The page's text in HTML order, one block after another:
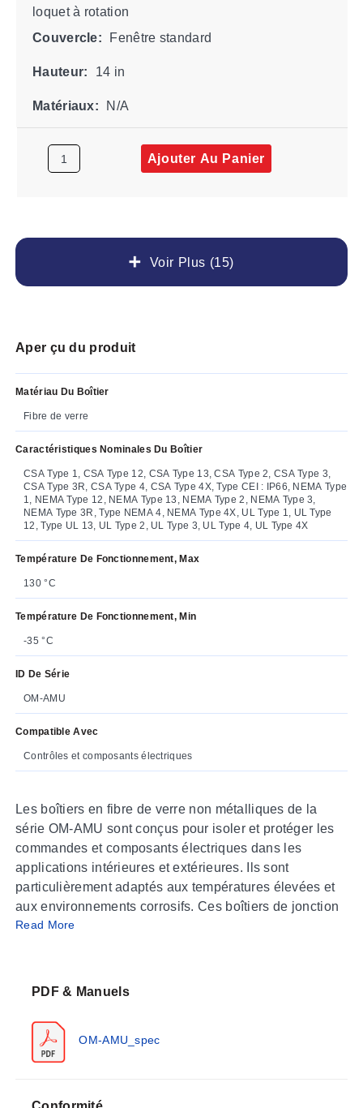
Voir Plus (15)
loquet à rotation
Couvercle:
Fenêtre standard
Hauteur: 14 in
Matériaux: N/A
Ajouter Au Panier
Aper çu du produit
Matériau Du Boîtier
Fibre de verre
Caractéristiques Nominales Du Boîtier
CSA Type 1, CSA Type 12, CSA Type 13, CSA Type 2, CSA Type 3,
CSA Type 3R, CSA Type 4, CSA Type 4X, Type CEI : IP66, NEMA Type
1, NEMA Type 12, NEMA Type 13, NEMA Type 2, NEMA Type 3,
NEMA Type 3R, Type NEMA 4, NEMA Type 4X, UL Type 1, UL Type
12, Type UL 13, UL Type 2, UL Type 3, UL Type 4, UL Type 4X
Température De Fonctionnement, Max
130 °C
Température De Fonctionnement, Min
-35 °C
ID De Série
OM-AMU
Compatible Avec
Contrôles et composants électriques
Les boîtiers en fibre de verre non métalliques de la
série OM-AMU sont conçus pour isoler et protéger les
commandes et composants électriques dans les
applications intérieures et extérieures. Ils sont
particulièrement adaptés aux températures élevées et
aux environnements corrosifs. Ces boîtiers de jonction
en fibre de verre NEMA 3R et NEMA 4X (IP66) de taille
niveau de sécurité ou la facilité d'accès nécessaire
série OM-AMU sont équipés de charnières moulées
avec des axes de charnière amovibles en acier
inoxydable.
Construction
Read More
PDF & Manuels
OM-AMU_spec